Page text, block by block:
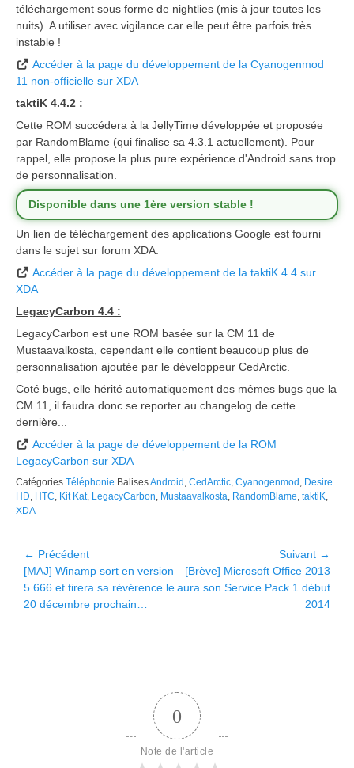
téléchargement sous forme de nightlies (mis à jour toutes les
nuits). A utiliser avec vigilance car elle peut être parfois très
instable !
Accéder à la page du développement de la Cyanogenmod
11 non-officielle sur XDA
taktiK 4.4.2 :
Cette ROM succédera à la JellyTime développée et proposée
par RandomBlame (qui finalise sa 4.3.1 actuellement). Pour
rappel, elle propose la plus pure expérience d'Android sans trop
de personnalisation.
Disponible dans une 1ère version stable !
Un lien de téléchargement des applications Google est fourni
dans le sujet sur forum XDA.
Accéder à la page du développement de la taktiK 4.4 sur
XDA
LegacyCarbon 4.4 :
LegacyCarbon est une ROM basée sur la CM 11 de
Mustaavalkosta, cependant elle contient beaucoup plus de
personnalisation ajoutée par le développeur CedArctic.
Coté bugs, elle hérité automatiquement des mêmes bugs que la
CM 11, il faudra donc se reporter au changelog de cette
dernière...
Accéder à la page de développement de la ROM
LegacyCarbon sur XDA
Catégories Téléphonie BalisesAndroid , CedArctic, Cyanogenmod , Desire
HD, HTC, Kit Kat, LegacyCarbon, Mustaavalkosta, RandomBlame, taktiK,
XDA
Navigation
de
l’article
← Précédent
Article
précédent :
[MAJ] Winamp sort en version
5.666 et tirera sa révérence le
20 décembre prochain…
Suivant →
Article
suivant :
[Brève] Microsoft Office 2013
aura son Service Pack 1 début
2014
0
Note de l'article